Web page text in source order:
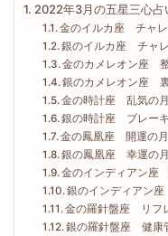
2022年3月の五星三心
金のイルカ座 チャレ
銀のイルカ座 チャ
金のカメレオン座
銀のカメレオン座
金の時計座 乱気の月
銀の時計座 ブレー
金の鳳凰座 開運の月
銀の鳳凰座 幸運の月
金のインディアン座
銀のインディアン
金の羅針盤座 リフ
銀の羅針盤座 健康